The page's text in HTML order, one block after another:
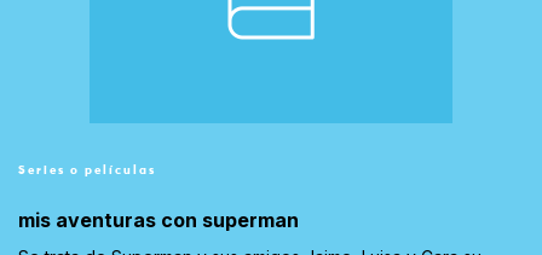
Series o películas
mis aventuras con superman